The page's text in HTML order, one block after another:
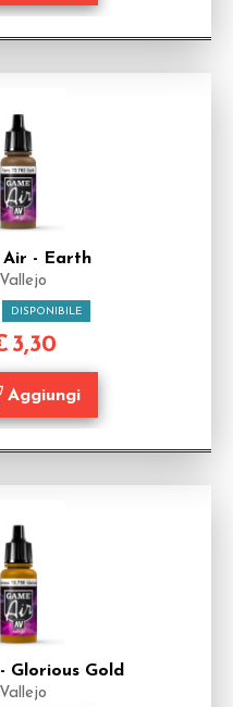
Air - Earth
DISPONIBILE
3,30
Glorious Gold